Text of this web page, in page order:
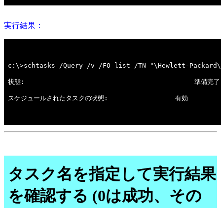
実行結果：
タスク名を指定して実行結果
を確認する (0は成功、その